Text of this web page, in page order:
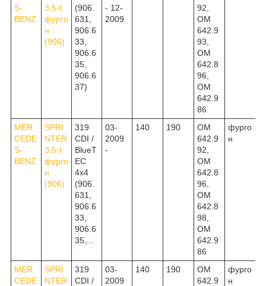
S-
BENZ
3,5-t
фурго
н
(906)
(906.
631,
906.6
33,
906.6
35,
906.6
37)
- 12-
2009
92,
OM
642.9
93,
OM
642.8
96,
OM
642.9
86
MER
CEDE
S-
BENZ
SPRI
NTER
3,5-t
фурго
н
(906)
319
CDI /
BlueT
EC
4x4
(906.
631,
906.6
33,
906.6
35,...
03-
2009
-
140 190
OM
642.9
92,
OM
642.8
96,
OM
642.8
98,
OM
642.9
86
фурго
н
MER
CEDE
SPRI
NTER
319
CDI /
03-
2009
140 190
OM
642.9
фурго
н